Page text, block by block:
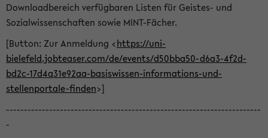
Downloadbereich verfügbaren Listen für Geistes- und
Sozialwissenschaften sowie MINT-Fächer.
[Button: Zur Anmeldung <https://uni-
bielefeld.jobteaser.com/de/events/d50bba50-d6a3-4f2d-
bd2c-17d4a31e92aa-basiswissen-informations-und-
stellenportale-finden>]
-----------------------------------------------------------------------
-